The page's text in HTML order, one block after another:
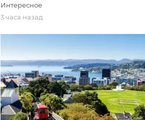
Интересное
3 часа назад